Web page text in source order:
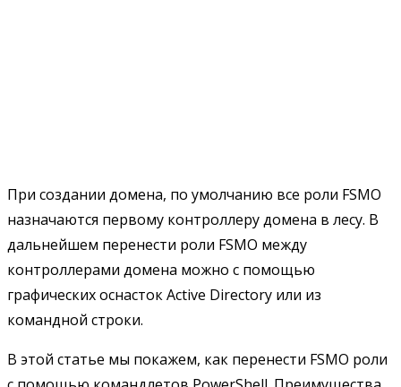
При создании домена, по умолчанию все роли FSMO
назначаются первому контроллеру домена в лесу. В
дальнейшем перенести роли FSMO между
контроллерами домена можно с помощью
графических оснасток Active Directory или из
командной строки.
В этой статье мы покажем, как перенести FSMO роли